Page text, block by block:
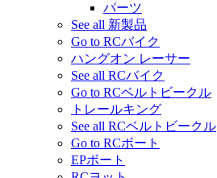
パーツ
See all 新製品
Go to RCバイク
ハングオン レーサー
See all RCバイク
Go to RCベルトビークル
トレールキング
See all RCベルトビークル
Go to RCボート
EPボート